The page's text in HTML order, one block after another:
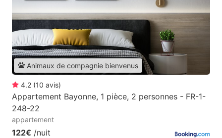
Animaux de compagnie bienvenus
4.2 (10 avis)
Appartement Bayonne, 1 pièce, 2 personnes - FR-1-
248-22
appartement
122€ /nuit